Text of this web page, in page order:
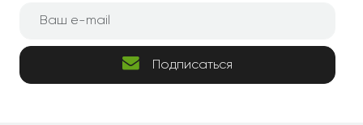
Подписаться